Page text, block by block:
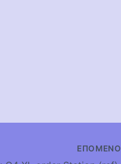
ΕΠΌΜΕΝΟ